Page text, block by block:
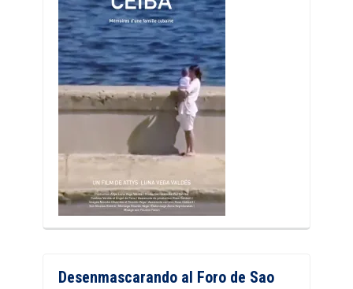
Desenmascarando al Foro de Sao